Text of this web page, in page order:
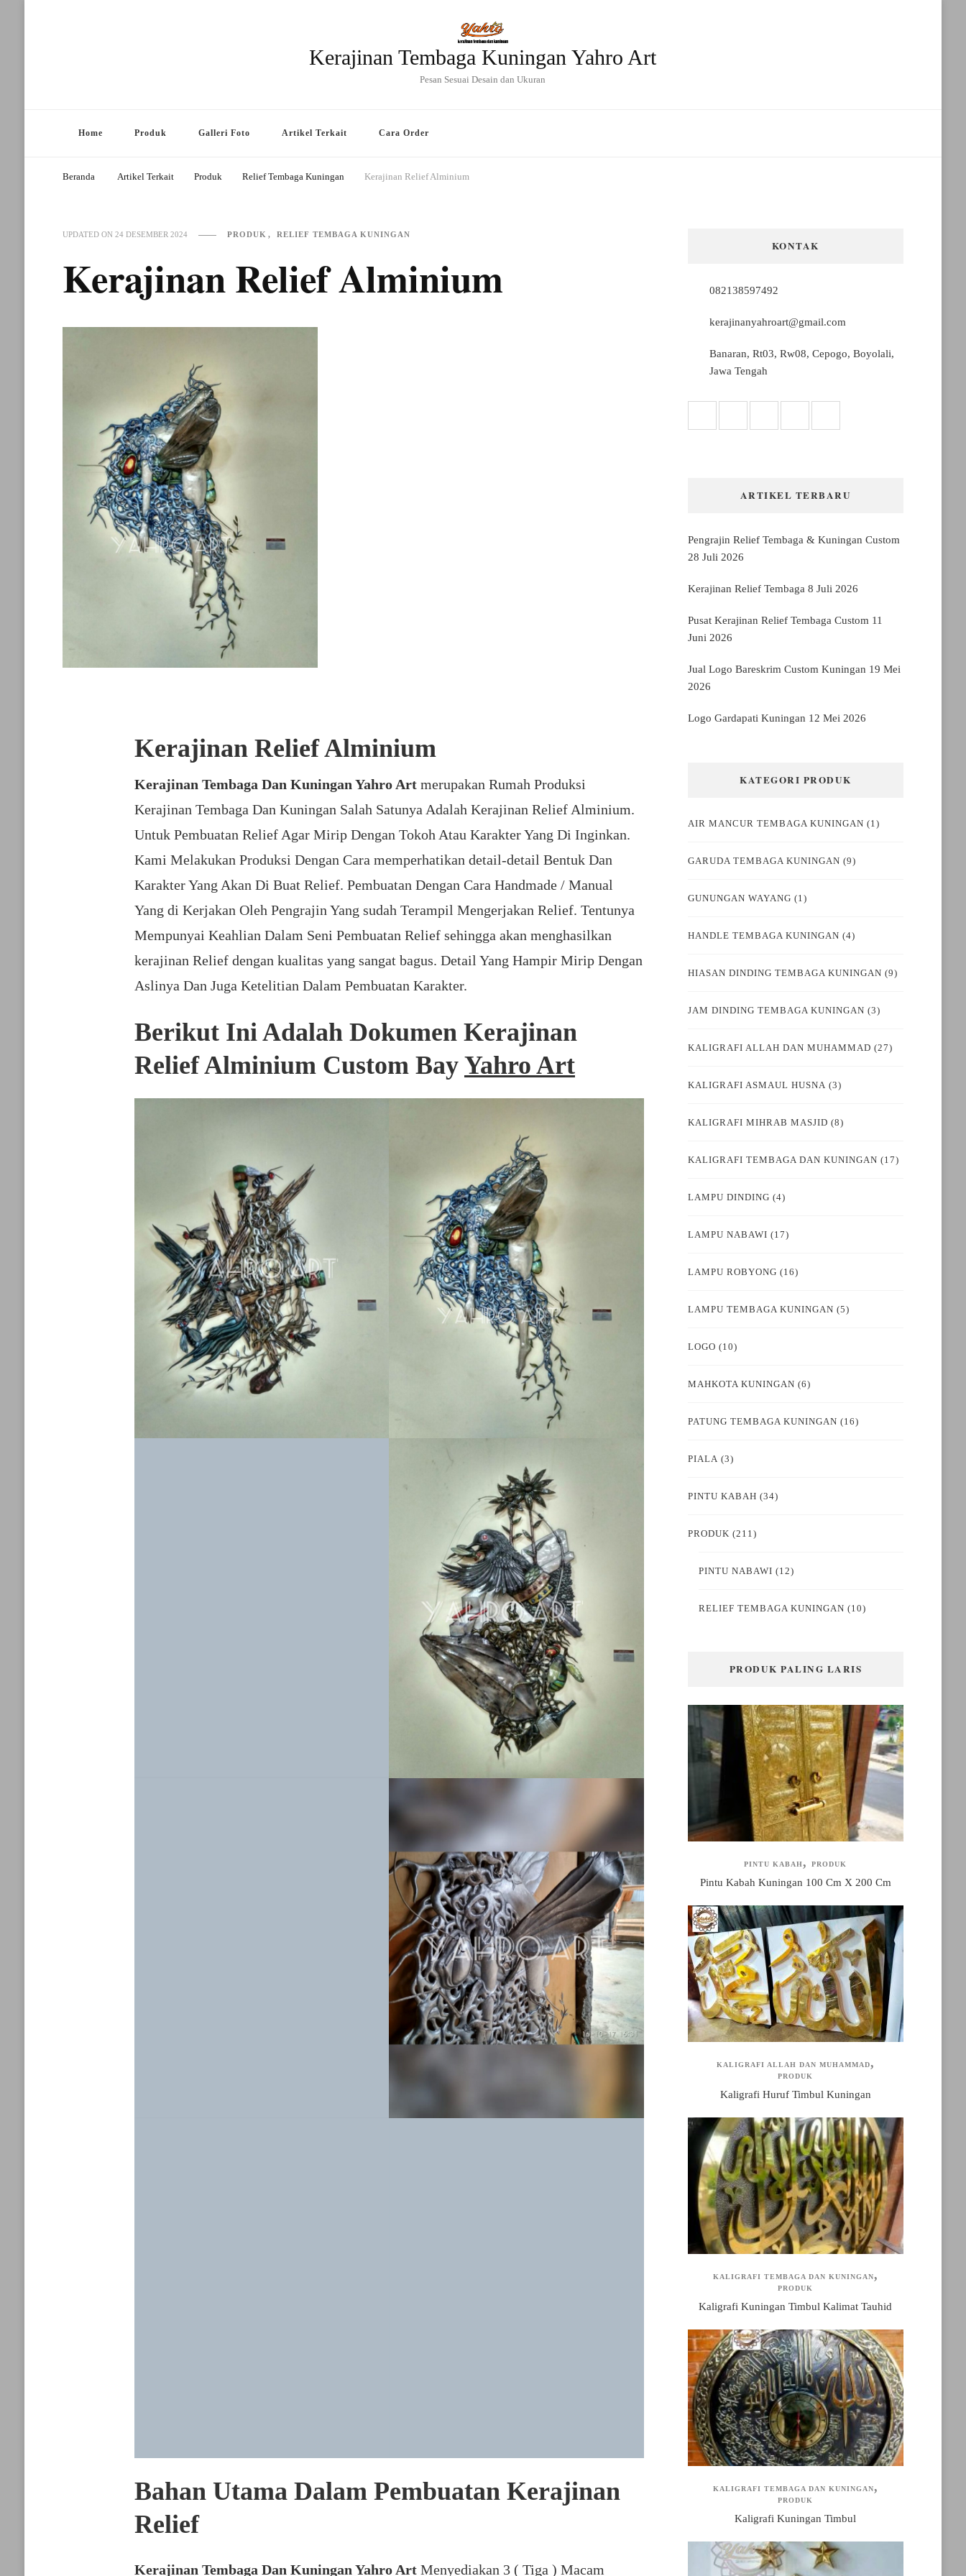
Kerajinan Tembaga Kuningan Yahro Art
Pesan Sesuai Desain dan Ukuran
Home Produk Galleri Foto Artikel Terkait Cara Order
Beranda Artikel Terkait Produk Relief Tembaga Kuningan Kerajinan Relief Alminium
UPDATED ON 24 DESEMBER 2024 PRODUK RELIEF TEMBAGA KUNINGAN
Kerajinan Relief Alminium
Kerajinan Relief Alminium
Kerajinan Tembaga Dan Kuningan Yahro Artmerupakan Rumah Produksi
Kerajinan Tembaga Dan Kuningan Salah Satunya Adalah Kerajinan Relief Alminium.
Untuk Pembuatan Relief Agar Mirip Dengan Tokoh Atau Karakter Yang Di Inginkan.
Kami Melakukan Produksi Dengan Cara memperhatikan detail-detail Bentuk Dan
Karakter Yang Akan Di Buat Relief. Pembuatan Dengan Cara Handmade / Manual
Yang di Kerjakan Oleh Pengrajin Yang sudah Terampil Mengerjakan Relief. Tentunya
Mempunyai Keahlian Dalam Seni Pembuatan Relief sehingga akan menghasilkan
kerajinan Relief dengan kualitas yang sangat bagus. Detail Yang Hampir Mirip Dengan
Aslinya Dan Juga Ketelitian Dalam Pembuatan Karakter.
Berikut Ini Adalah Dokumen Kerajinan
Relief Alminium Custom Bay Yahro Art
Bahan Utama Dalam Pembuatan Kerajinan
Relief
Kerajinan Tembaga Dan Kuningan Yahro ArtMenyediakan 3 ( Tiga ) Macam
KONTAK
082138597492
kerajinanyahroart@gmail.com
Banaran, Rt03, Rw08, Cepogo, Boyolali,
Jawa Tengah
ARTIKEL TERBARU
Pengrajin Relief Tembaga & Kuningan Custom
28 Juli 2026
Kerajinan Relief Tembaga 8 Juli 2026
Pusat Kerajinan Relief Tembaga Custom 11
Juni 2026
Jual Logo Bareskrim Custom Kuningan 19 Mei
2026
Logo Gardapati Kuningan 12 Mei 2026
KATEGORI PRODUK
AIR MANCUR TEMBAGA KUNINGAN (1)
GARUDA TEMBAGA KUNINGAN (9)
GUNUNGAN WAYANG (1)
HANDLE TEMBAGA KUNINGAN (4)
HIASAN DINDING TEMBAGA KUNINGAN (9)
JAM DINDING TEMBAGA KUNINGAN (3)
KALIGRAFI ALLAH DAN MUHAMMAD (27)
KALIGRAFI ASMAUL HUSNA (3)
KALIGRAFI MIHRAB MASJID (8)
KALIGRAFI TEMBAGA DAN KUNINGAN (17)
LAMPU DINDING (4)
LAMPU NABAWI (17)
LAMPU ROBYONG (16)
LAMPU TEMBAGA KUNINGAN (5)
LOGO (10)
MAHKOTA KUNINGAN (6)
PATUNG TEMBAGA KUNINGAN (16)
PIALA (3)
PINTU KABAH (34)
PRODUK (211)
PINTU NABAWI (12)
RELIEF TEMBAGA KUNINGAN (10)
PRODUK PALING LARIS
PINTU KABAH PRODUK
Pintu Kabah Kuningan 100 Cm X 200 Cm
KALIGRAFI ALLAH DAN MUHAMMAD
PRODUK
Kaligrafi Huruf Timbul Kuningan
KALIGRAFI TEMBAGA DAN KUNINGAN
PRODUK
Kaligrafi Kuningan Timbul Kalimat Tauhid
KALIGRAFI TEMBAGA DAN KUNINGAN
PRODUK
Kaligrafi Kuningan Timbul